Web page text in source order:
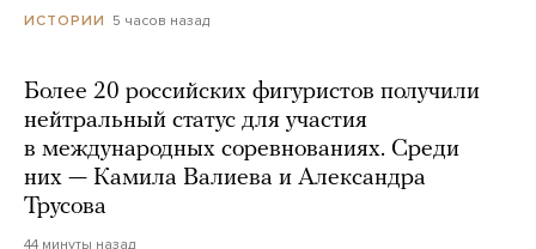
ИСТОРИИ 5 часов назад
Более 20 российских фигуристов получили
нейтральный статус для участия
в международных соревнованиях. Среди
них — Камила Валиева и Александра
Трусова
44 минуты назад